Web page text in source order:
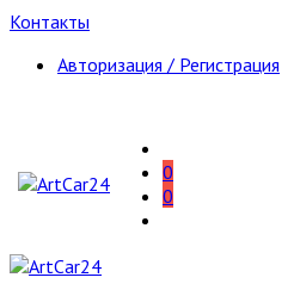
Контакты
Авторизация / Регистрация
0
0